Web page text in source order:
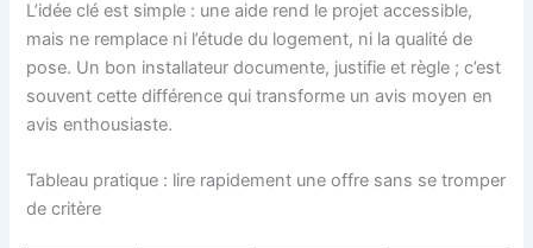
L’idée clé est simple : une aide rend le projet accessible,
mais ne remplace ni l’étude du logement, ni la qualité de
pose. Un bon installateur documente, justifie et règle ; c’est
souvent cette différence qui transforme un avis moyen en
avis enthousiaste.
Tableau pratique : lire rapidement une offre sans se tromper
de critère